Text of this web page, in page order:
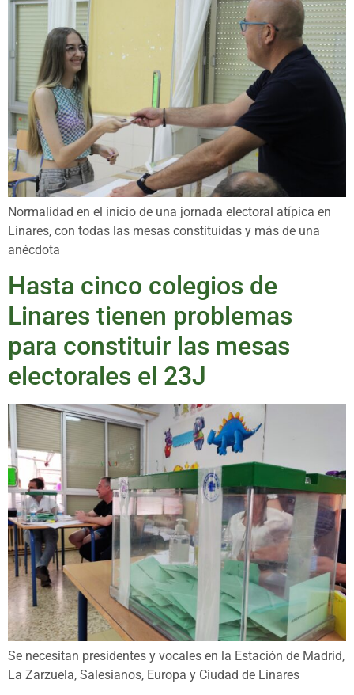
Normalidad en el inicio de una jornada electoral atípica en
Linares, con todas las mesas constituidas y más de una
anécdota
Hasta cinco colegios de
Linares tienen problemas
para constituir las mesas
electorales el 23J
Se necesitan presidentes y vocales en la Estación de Madrid,
La Zarzuela, Salesianos, Europa y Ciudad de Linares